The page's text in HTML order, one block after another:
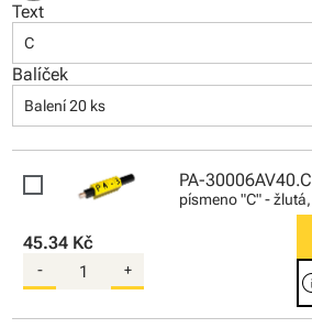
Text
C
Balíček
Balení 20 ks
PA-30006AV40.C
písmeno "C" -
45.34 Kč
- +